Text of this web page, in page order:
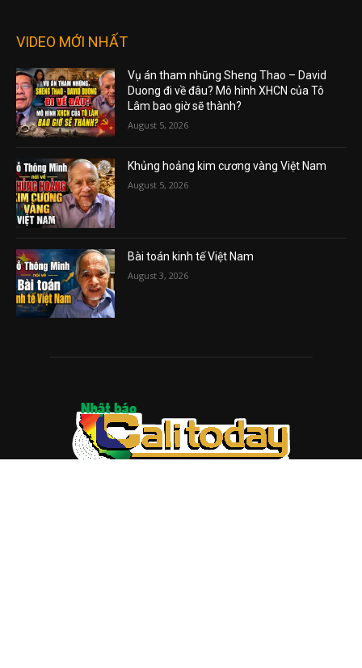
VIDEO MỚI NHẤT
Vụ án tham nhũng Sheng Thao – David
Duong đi về đâu? Mô hình XHCN của Tô
Lâm bao giờ sẽ thành?
August 5, 2026
Khủng hoảng kim cương vàng Việt Nam
August 5, 2026
Bài toán kinh tế Việt Nam
August 3, 2026